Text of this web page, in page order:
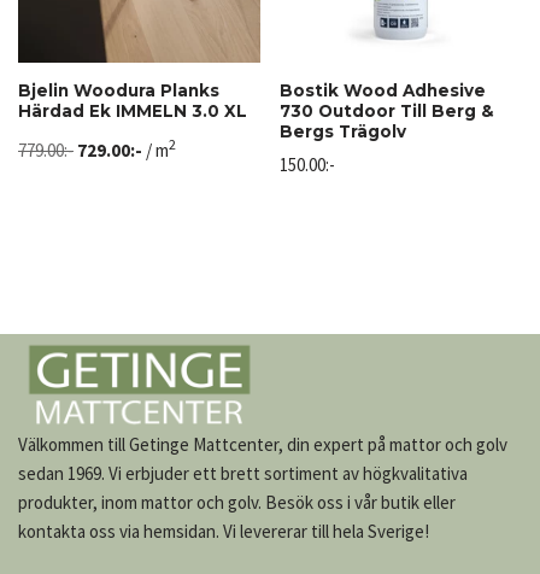
Bjelin Woodura Planks
Härdad Ek IMMELN 3.0 XL
779.00:- 729.00:- / m2
Bostik Wood Adhesive
730 Outdoor Till Berg &
Bergs Trägolv
150.00:-
Välkommen till Getinge Mattcenter, din expert på mattor och golv
sedan 1969. Vi erbjuder ett brett sortiment av högkvalitativa
produkter, inom mattor och golv. Besök oss i vår butik eller
kontakta oss via hemsidan. Vi levererar till hela Sverige!